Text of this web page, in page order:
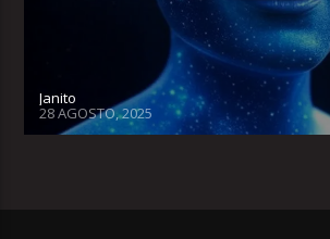
Janito
28 AGOSTO, 2025